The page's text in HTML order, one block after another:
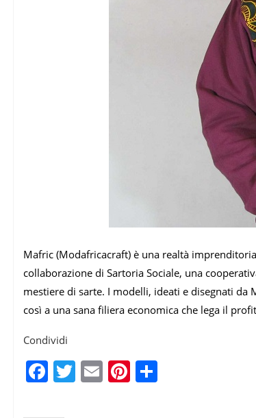
Mafric (Modafricacraft) è una realtà
collaborazione di Sartoria Sociale, una
mestiere di sarte. I modelli, ideati e disegnati
così a una sana filiera economica che lega il
Condividi
Facebook
Twitter
EmailPinterest